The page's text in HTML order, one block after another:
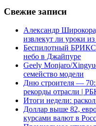
Свежие записи
Александр
извлекут ли уроки
Беспилотный БРИКС:
небо в Джайпуре
Geely Monjaro/
семейство модели
Дню строителя —
рекорды отрасли |
Итоги недели:
Доллар выше 82,
курсами валют в